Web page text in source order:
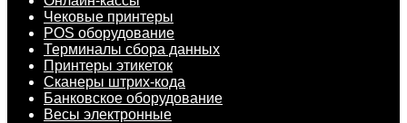
Чековые принтеры
POS оборудование
Терминалы сбора данных
Принтеры этикеток
Сканеры штрих-кода
Банковское оборудование
Весы электронные